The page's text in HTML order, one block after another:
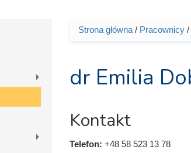
Jesteś tutaj
Strona główna/ Pracownicy/
dr Emilia
Kontakt
Telefon: +48 58 523 13 78